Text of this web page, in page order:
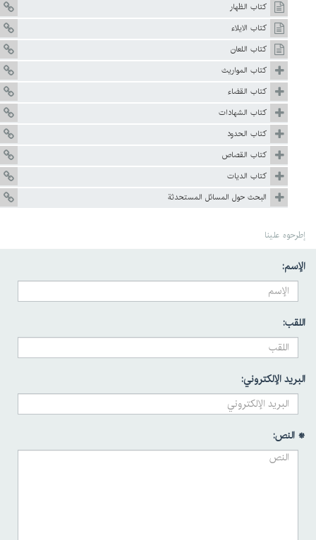
كتاب الظهار
كتاب الايلاء
كتاب اللعان
كتاب المواريث
كتاب القضاء
كتاب الشهادات
كتاب الحدود
كتاب القصاص
كتاب الديات
البحث حول المسائل المستحدثة
إطرحوه علينا
الإسم:
اللقب:
البريد الإلكتروني:
* النص: